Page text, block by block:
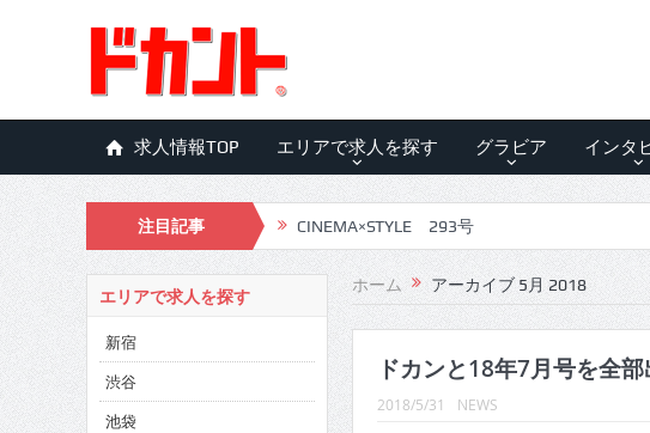
求人情報TOP エリアで求人を探す グラビア インタ
注目記事 CINEMA×STYLE 293号
CINEMA×STYLE 292号
CINEMA×STYLE 291号
CINEMA×STYLE 290号
CINEMA×STYLE 289号
ホーム アーカイブ 5月 2018
ドカンと18年7月号を全
2018/5/31 NEWS
エリアで求人を探す
新宿
渋谷
池袋